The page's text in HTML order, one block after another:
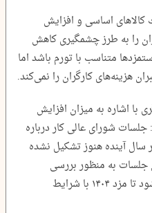
کالاهای اساسی و افزایش
را به طرز چشمگیری کاهش
متناسب با تورم باشد اما
هزینه‌های کارگران را نمی‌کند.
با اشاره به میزان افزایش
شورای عالی کار درباره
سال آینده هنوز تشکیل نشده
جلسات به منظور بررسی
وضعیت معیشتی کارگران تشکیل شود تا مزد ۱۴۰۴ با شرایط